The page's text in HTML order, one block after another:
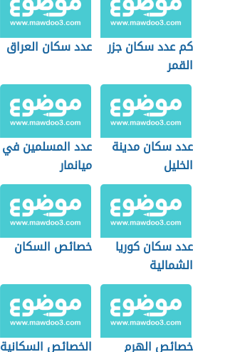
كم عدد سكان جزر
القمر
عدد سكان العراق
عدد سكان مدينة
الخليل
عدد المسلمين في
ميانمار
عدد سكان كوريا
الشمالية
خصائص السكان
خصائص الهرم
الخصائص السكانية